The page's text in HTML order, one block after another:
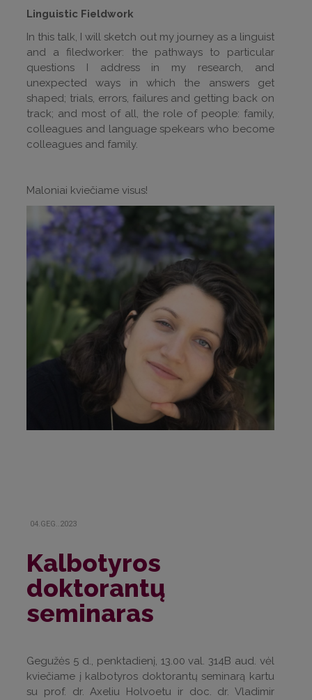
Linguistic Fieldwork
In this talk, I will sketch out my journey as a linguist
and a filedworker: the pathways to particular
questions I address in my research, and
unexpected ways in which the answers get
shaped; trials, errors, failures and getting back on
track; and most of all, the role of people: family,
colleagues and language spekears who become
colleagues and family.
Maloniai kviečiame visus!
04.GEG..2023
Kalbotyros
doktorantų
seminaras
Gegužės 5 d., penktadienį, 13.00 val. 314B aud. vėl
kviečiame į kalbotyros doktorantų seminarą kartu
su prof. dr. Axeliu Holvoetu ir doc. dr. Vladimir